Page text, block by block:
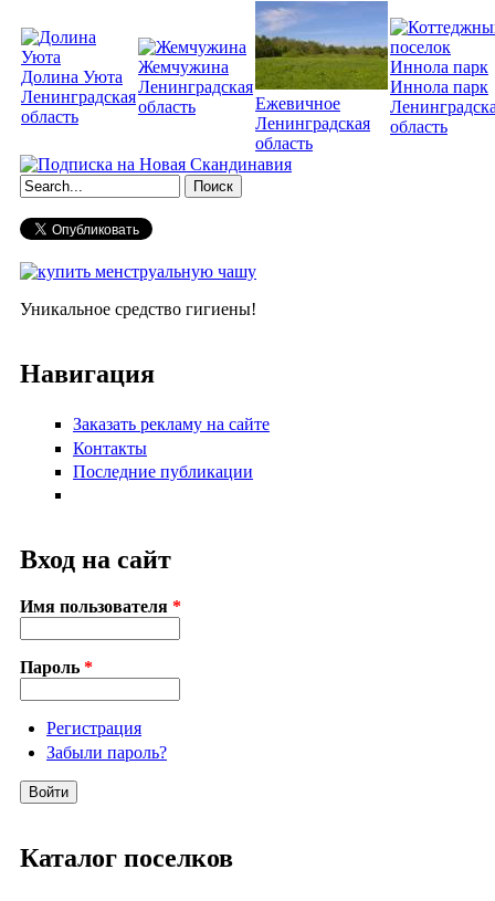
Долина Уюта
Ленинградская
область
Жемчужина
Ленинградская
область
Ежевичное
Ленинградская
область
Иннола парк
область
Форма поиска
Уникальное средство гигиены!
Навигация
Заказать рекламу на сайте
Контакты
Последние публикации
Вход на сайт
Имя пользователя *
Пароль *
Регистрация
Забыли пароль?
Каталог поселков